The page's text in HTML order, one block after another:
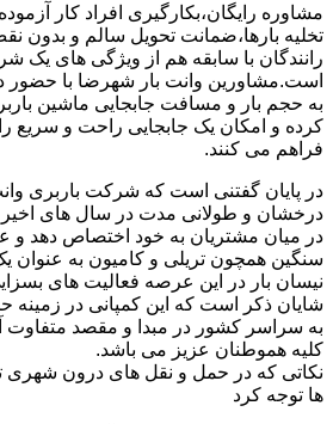
مشاوره رایگان،بکارگیری افراد کار
تخلیه بارها،ضمانت تحویل سالم و بدون
رانندگان با سابقه هم از ویژگی های یک
است.مشاورین وانت بار شهرضا با حضور
به حجم بار و مسافت جابجایی ماشین
کرده و امکان یک جابجایی راحت و سریع
فراهم می کنند.
در پایان گفتنی است که شرکت باربری
درخشان و طولانی مدت در سال های اخیر
در میان مشتریان به خود اختصاص دهد و
سنگین همچون تریلی و کامیون به عنوان
نیسان بار در این عرصه فعالیت های
شایان ذکر است که این کمپانی در زمینه
به سراسر کشور در مبدا و مقصد متفاوت
کلیه هموطنان عزیز می باشد.
نکاتی که در حمل و نقل های درون شهری
ها توجه کرد